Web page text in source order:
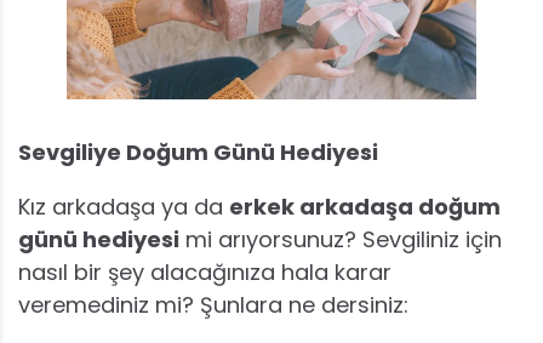
Sevgiliye Doğum Günü Hediyesi
Kız arkadaşa ya da erkek arkadaşa doğum
günü hediyesi mi arıyorsunuz? Sevgiliniz için
nasıl bir şey alacağınıza hala karar
veremediniz mi? Şunlara ne dersiniz: